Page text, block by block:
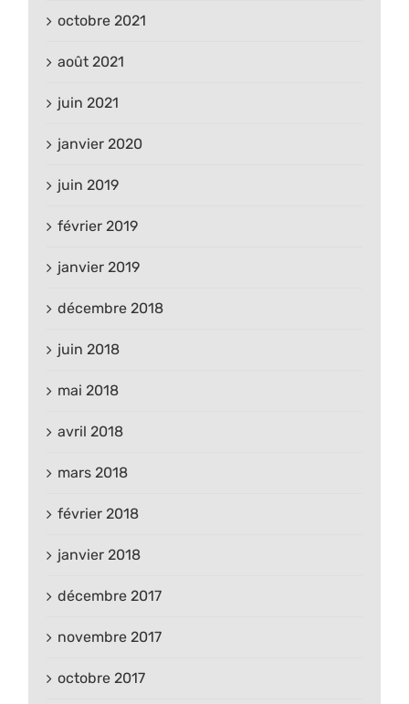
octobre 2021
août 2021
juin 2021
janvier 2020
juin 2019
février 2019
janvier 2019
décembre 2018
juin 2018
mai 2018
avril 2018
mars 2018
février 2018
janvier 2018
décembre 2017
novembre 2017
octobre 2017